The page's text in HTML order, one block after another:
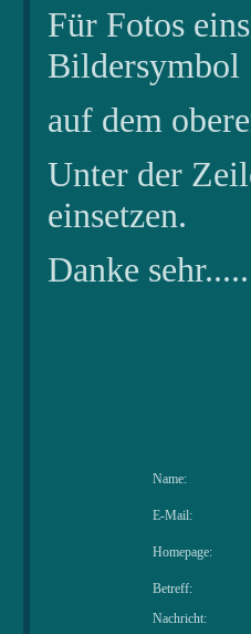
Für Fotos
Bildersymbol
auf dem
Unter der
einsetzen.
Danke
Name:
E-Mail:
Homepage:
Betreff:
Nachricht: